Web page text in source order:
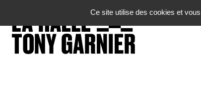
Panneau de gestion des cookies
Ce site utilise des cookies et